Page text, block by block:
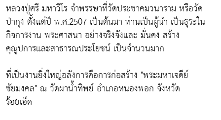
หลวงปู่ศรี มหาวีโร จำพรรษาที่วัดประชาคมวนาราม หรือวัด
ป่ากุง ตั้งแต่ปี พ.ศ.2507 เป็นต้นมา ท่านเป็นผู้นำ เป็นธุระใน
กิจการงาน พระศาสนา อย่างจริงจังและ มั่นคง สร้าง
คุณูปการและสาธารณประโยชน์ เป็นจำนวนมาก
ที่เป็นงานยิ่งใหญ่อลังการคือการก่อสร้าง "พระมหาเจดีย์
ชัยมงคล" ณ วัดผาน้ำทิพย์ อำเภอหนองพอก จังหวัด
ร้อยเอ็ด